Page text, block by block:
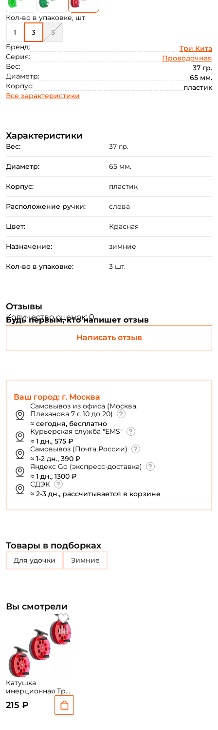
Кол-во в упаковке, шт:
1
3
5
Бренд:
Три Кита
Серия:
Проводочная
Вес:
37 гр.
Диаметр:
65 мм.
Корпус:
пластик
Все характеристики
Ваш город: г. Москва
Самовывоз из офиса (Москва,
Плеханова 7 с 10 до 20)
≈ сегодня, бесплатно
Курьерская служба "EMS"
≈ 1 дн., 575 ₽
Самовывоз (Почта России)
≈ 1-2 дн., 390 ₽
Яндекс Go (экспресс-доставка)
≈ 1 дн., 1300 ₽
СДЭК
≈ 2-3 дн., рассчитывается в корзине
Характеристики
Вес: 37 гр.
Диаметр: 65 мм.
Корпус: пластик
Расположение ручки: слева
Цвет: Красная
Назначение: зимние
Кол-во в упаковке: 3 шт.
Отзывы
Количество оценок: 0
Будь первым, кто напишет отзыв
Написать отзыв
Товары в подборках
Для удочки Зимние
Вы смотрели
Катушка
инерционная Три
Кита Проводочная
КП-65 красная 3
215 ₽
Создать аккаунт
ФИО: *
Номер телефона: *
Придумайте пароль: *
Заполняя данную форму вы соглашаетесь на обработку
Создать аккаунт
У меня уже есть аккаунт